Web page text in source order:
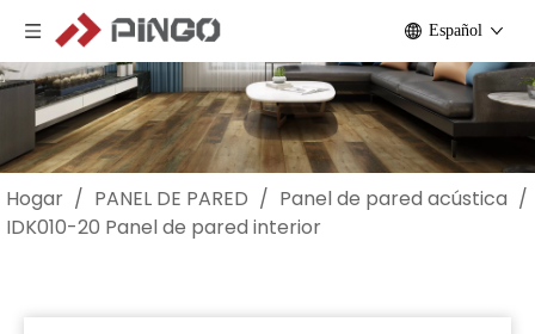
Español
Hogar / PANEL DE PARED / Panel de pared acústica /
IDK010-20 Panel de pared interior